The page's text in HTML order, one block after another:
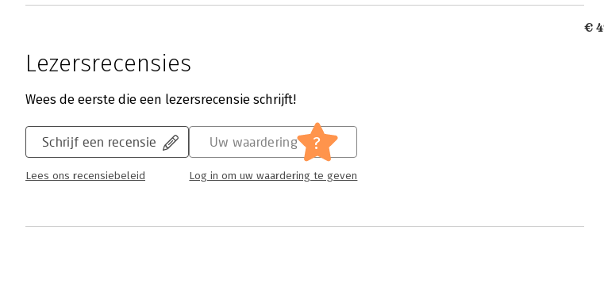
Lezersrecensies
Wees de eerste die een lezersrecensie schrijft!
Schrijf een recensie
Lees ons recensiebeleid
Uw waardering ?
Log in om uw waardering te geven
€